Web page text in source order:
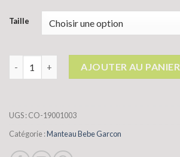
Taille
quantité de manteau bebe garcon
AJOUTER AU PANIER
UGS :CO-19001003
Catégorie :Manteau Bebe Garcon